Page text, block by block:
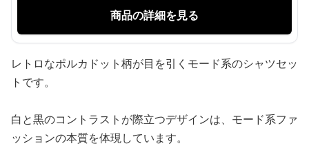
商品の詳細を見る
レトロなポルカドット柄が目を引くモード系のシャツセッ
トです。
白と黒のコントラストが際立つデザインは、モード系ファ
ッションの本質を体現しています。